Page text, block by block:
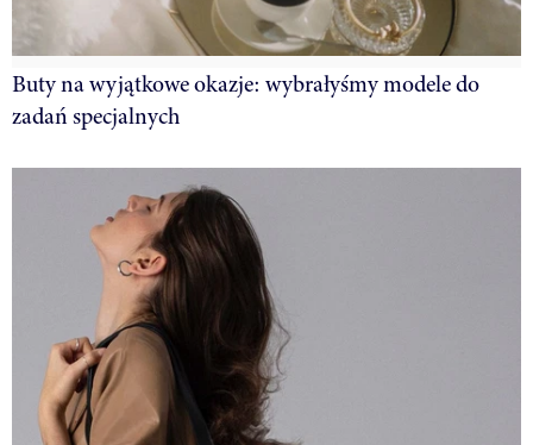
Buty na wyjątkowe okazje: wybrałyśmy modele do
zadań specjalnych